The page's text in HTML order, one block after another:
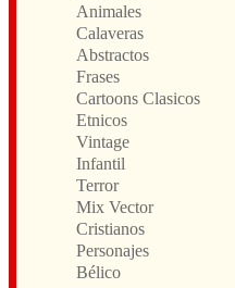
Animales
Calaveras
Abstractos
Frases
Cartoons Clasicos
Etnicos
Vintage
Infantil
Terror
Mix Vector
Cristianos
Personajes
Bélico